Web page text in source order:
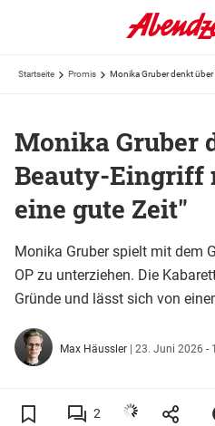
Startseite Promis Monika Gruber denkt
Monika Gruber
Beauty-Eingriff
eine gute Zeit"
Monika Gruber spielt mit dem
OP zu unterziehen. Die
Gründe und lässt sich von
Max Häussler | 23. Juni 2026 -
2